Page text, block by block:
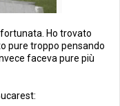
Ho trovato
pure troppo pensando
faceva pure più